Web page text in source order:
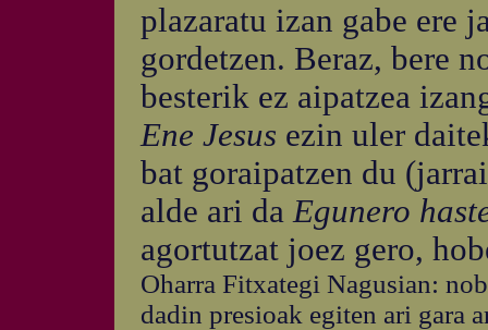
plazaratu izan gabe ere
gordetzen. Beraz, bere
besterik ez aipatzea
Ene Jesus ezin uler
bat goraipatzen du
alde ari daEgunero
agortutzat joez gero,
Oharra Fitxategi Nagusian:
dadin presioak egiten ari gara